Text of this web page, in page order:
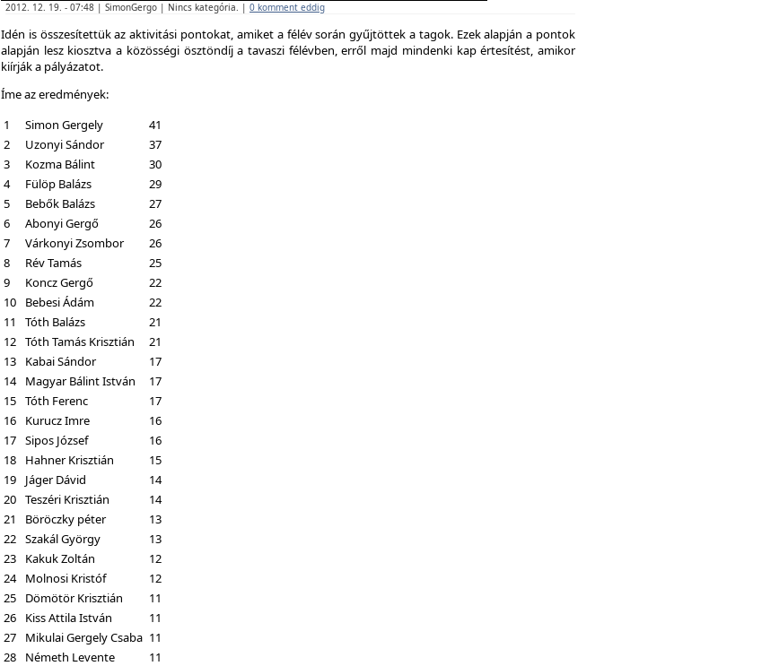
2012. 12. 19. - 07:48 | SimonGergo | Nincs kategória. | 0 komment eddig
Idén is összesítettük az aktivitási pontokat, amiket a félév során gyűjtöttek a tagok. Ezek alapján a pontok
alapján lesz kiosztva a közösségi ösztöndíj a tavaszi félévben, erről majd mindenki kap értesítést, amikor
kiírják a pályázatot.
Íme az eredmények:
1
Simon Gergely
41
2
Uzonyi Sándor
37
3
Kozma Bálint
30
4
Fülöp Balázs
29
5
Bebők Balázs
27
6
Abonyi Gergő
26
7
Várkonyi Zsombor
26
8
Rév Tamás
25
9
Koncz Gergő
22
10
Bebesi Ádám
22
11
Tóth Balázs
21
12 Tóth Tamás Krisztián
21
13
Kabai Sándor
17
14 Magyar Bálint István
17
15 Tóth Ferenc
17
16
Kurucz Imre
16
17 Sipos József
16
18
Hahner Krisztián
15
19
Jáger Dávid
14
20 Teszéri Krisztián
14
21
Böröczky péter
13
22 Szakál György
13
23
Kakuk Zoltán
12
24
Molnosi Kristóf
12
25
Dömötör Krisztián
11
26
Kiss Attila István
11
27
Mikulai Gergely Csaba 11
28
Németh Levente
11